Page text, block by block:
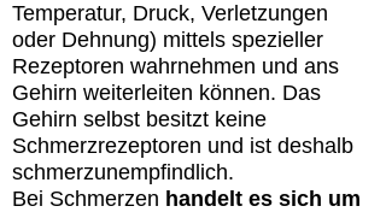
Temperatur, Druck, Verletzungen
oder Dehnung) mittels spezieller
Rezeptoren wahrnehmen und ans
Gehirn weiterleiten können. Das
Gehirn selbst besitzt keine
Schmerzrezeptoren und ist deshalb
schmerzunempfindlich.
Bei Schmerzen handelt es sich um